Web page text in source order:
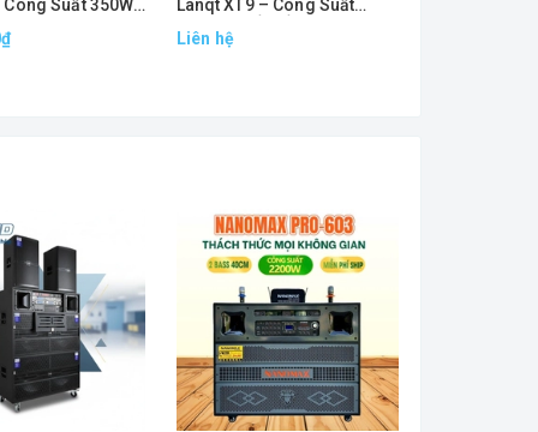
Suất 350W,
Lanqt XT9 – Công Suất
Quẩy Cực Chất
Liên hệ